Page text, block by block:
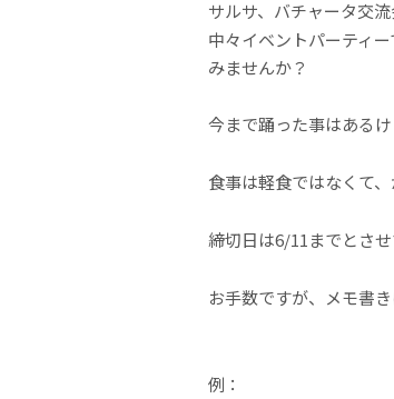
サルサ、バチャータ交流
中々イベントパーティ
みませんか？
今まで踊った事はある
食事は軽食ではなくて
締切日は6/11までとさ
お手数ですが、メモ書
例：